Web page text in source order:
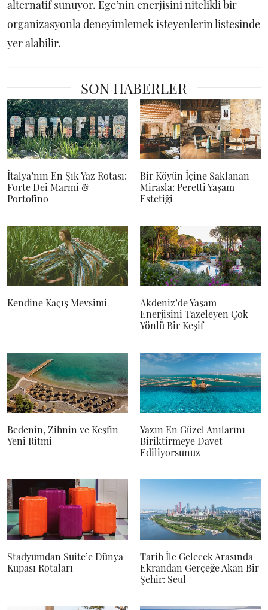
alternatif sunuyor. Ege’nin enerjisini nitelikli bir
organizasyonla deneyimlemek isteyenlerin listesinde
yer alabilir.
SON HABERLER
İtalya’nın En Şık Yaz Rotası:
Forte Dei Marmi &
Portofino
Bir Köyün İçine Saklanan
Mirasla: Peretti Yaşam
Estetiği
Kendine Kaçış Mevsimi
Akdeniz’de Yaşam
Enerjisini Tazeleyen Çok
Yönlü Bir Keşif
Bedenin, Zihnin ve Keşfin
Yeni Ritmi
Yazın En Güzel Anılarını
Biriktirmeye Davet
Ediliyorsunuz
Stadyumdan Suite’e Dünya
Kupası Rotaları
Tarih İle Gelecek Arasında
Ekrandan Gerçeğe Akan Bir
Şehir: Seul